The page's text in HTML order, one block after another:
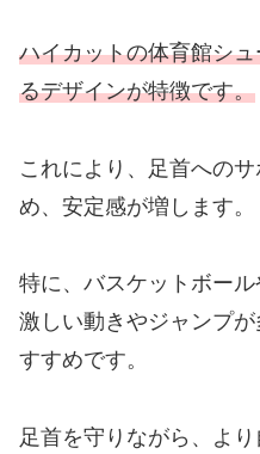
ハイカットの体育館シ
るデザインが特徴です。
これにより、足首への
め、安定感が増します。
特に、バスケットボール
激しい動きやジャンプ
すすめです。
足首を守りながら、よ